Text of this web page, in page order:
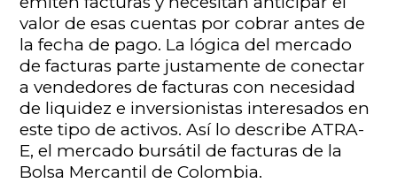
valor de esas cuentas por cobrar antes de
la fecha de pago. La lógica del mercado
de facturas parte justamente de conectar
a vendedores de facturas con necesidad
de liquidez e inversionistas interesados en
este tipo de activos. Así lo describe ATRA-
E, el mercado bursátil de facturas de la
Bolsa Mercantil de Colombia.